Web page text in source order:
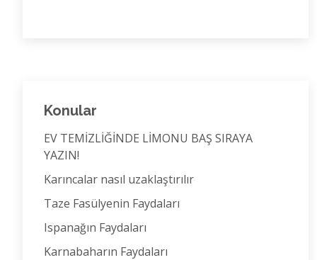
Konular
EV TEMİZLİĞİNDE LİMONU BAŞ SIRAYA
YAZIN!
Karıncalar nasıl uzaklaştırılır
Taze Fasülyenin Faydaları
Ispanağın Faydaları
Karnabaharın Faydaları